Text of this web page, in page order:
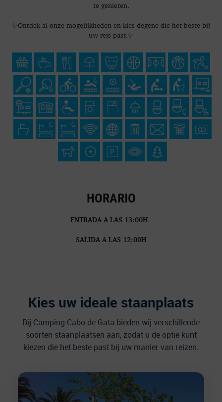
te genieten.
✨Ontdek al onze mogelijkheden en kies degene die het beste bij
uw reis past.✨
HORARIO
ENTRADA A LAS 13:00H
SALIDA A LAS 12:00H
Kies uw ideale staanplaats
Bij Camping Cabo de Gata bieden wij verschillende
soorten staanplaatsen aan, zodat u de optie kunt
kiezen die het beste past bij uw manier van reizen.